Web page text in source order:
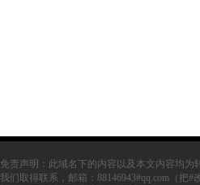
免责声明：此域名下的内容以及本文内容均
我们取得联系，邮箱：88146943#qq.com（把